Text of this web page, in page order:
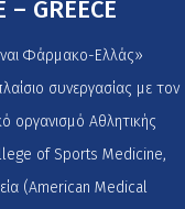
– GREECE
Φάρμακο-Ελλάς»
συνεργασίας με τον
οργανισμό Αθλητικής
of Sports Medicine,
(American Medical